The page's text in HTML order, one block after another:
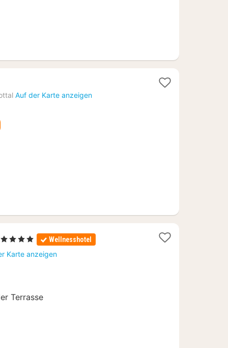
Auf der Karte anzeigen
1
Nacht
ab
, 4 Sterne Wellnesshotel
Karte anzeigen
Terrasse